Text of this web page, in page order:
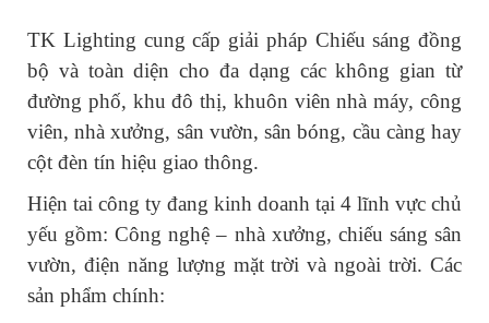
TK Lighting cung cấp giải pháp Chiếu sáng đồng
bộ và toàn diện cho đa dạng các không gian từ
đường phố, khu đô thị, khuôn viên nhà máy, công
viên, nhà xưởng, sân vườn, sân bóng, cầu càng hay
cột đèn tín hiệu giao thông.
Hiện tai công ty đang kinh doanh tại 4 lĩnh vực chủ
yếu gồm: Công nghệ – nhà xưởng, chiếu sáng sân
vườn, điện năng lượng mặt trời và ngoài trời. Các
sản phẩm chính: